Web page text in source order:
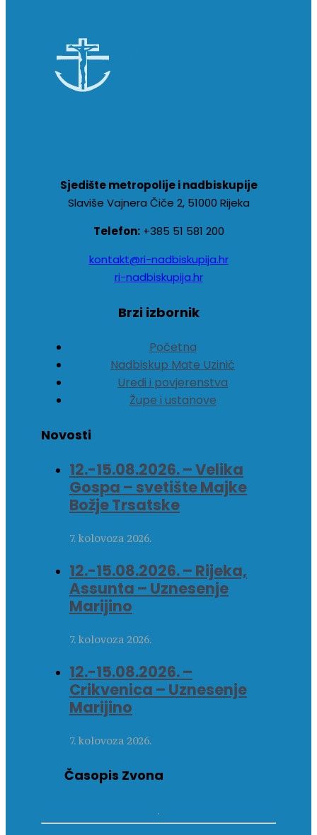
Sjedište metropolije i nadbiskupije
Slaviše Vajnera Čiče 2, 51000 Rijeka
Telefon:+385 51 581 200
kontakt@ri-nadbiskupija.hr
ri-nadbiskupija.hr
Brzi izbornik
Početna
Nadbiskup Mate Uzinić
Uredi i povjerenstva
Župe i ustanove
Novosti
12.-15.08.2026. – Velika
Gospa – svetište Majke
Božje Trsatske
7. kolovoza 2026.
12.-15.08.2026. – Rijeka,
Assunta – Uznesenje
Marijino
7. kolovoza 2026.
12.-15.08.2026. –
Crikvenica – Uznesenje
Marijino
7. kolovoza 2026.
Časopis Zvona